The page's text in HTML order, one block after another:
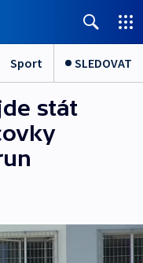
Sport SLEDOVAT
stát